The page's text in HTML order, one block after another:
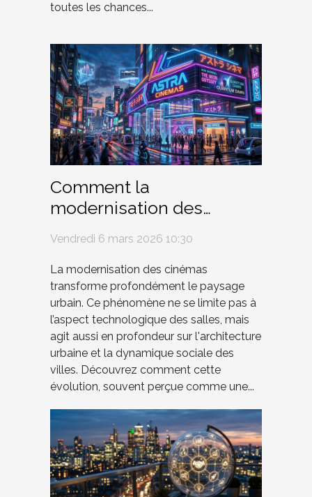
toutes les chances...
Comment la
modernisation des
l'architecture urbaine ?
Vendredi 6 mars 2026 10:30
La modernisation des cinémas
transforme profondément le paysage
urbain. Ce phénomène ne se limite pas à
l’aspect technologique des salles, mais
agit aussi en profondeur sur l'architecture
urbaine et la dynamique sociale des
villes. Découvrez comment cette
évolution, souvent perçue comme une...